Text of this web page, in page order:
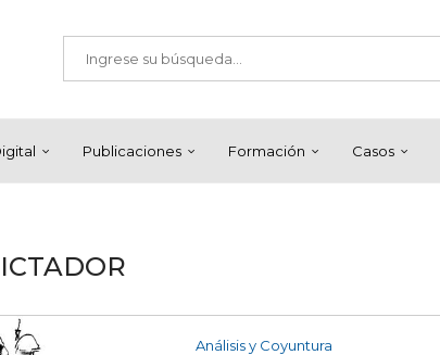
Publicaciones Formación Casos
Análisis y Coyuntura